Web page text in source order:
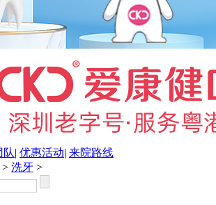
队| 优惠活动| 来院路线
> 洗牙 >